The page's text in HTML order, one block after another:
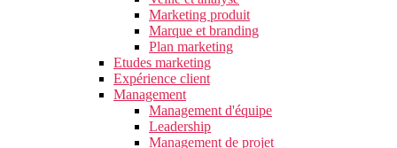
Marketing produit
Marque et branding
Plan marketing
Etudes marketing
Expérience client
Management
Management d'équipe
Leadership
Management de projet